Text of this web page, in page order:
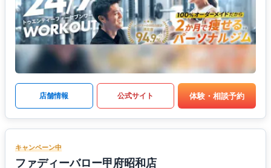
店舗情報 公式サイト 体験・相談予約
キャンペーン中
ファディーバロー甲府昭和店